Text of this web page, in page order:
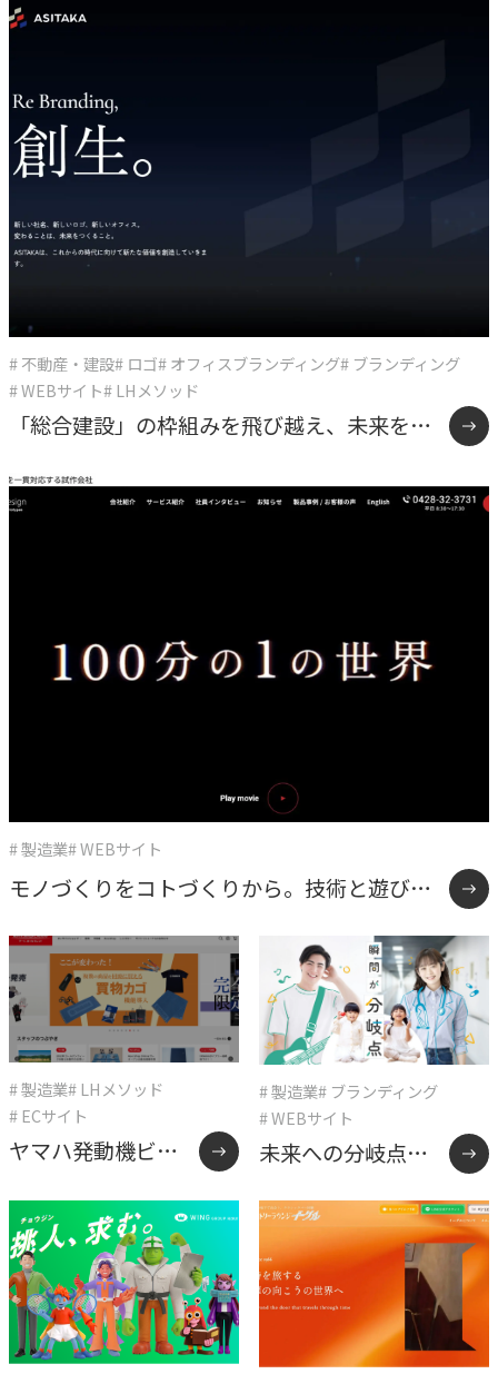
# 不動産・建設# ロゴ# オフィスブランディング# ブランディング
# WEBサイト# LHメソッド
「総合建設」の枠組みを飛び越え、未来をデ
学と「余白」を体現したASITAKAのリブラン
# 製造業# WEBサイト
モノづくりをコトづくりから。技術と遊び心
で伴走するソリューションサイト
# 製造業# LHメソッド
# ECサイト
ヤマハ発動機ビズ
パートナー様 EC
サイト「Revs
Shop Online」制
作事例
# 製造業# ブランディング
# WEBサイト
未来への分岐点を
描く、知育玩具サ
イトの逆張り戦略